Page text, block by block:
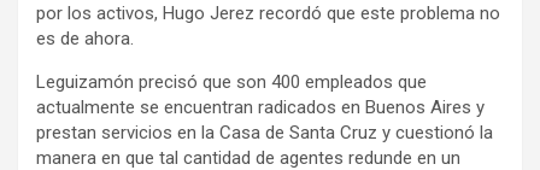
por los activos, Hugo Jerez recordó que este problema no
es de ahora.
Leguizamón precisó que son 400 empleados que
actualmente se encuentran radicados en Buenos Aires y
prestan servicios en la Casa de Santa Cruz y cuestionó la
manera en que tal cantidad de agentes redunde en un